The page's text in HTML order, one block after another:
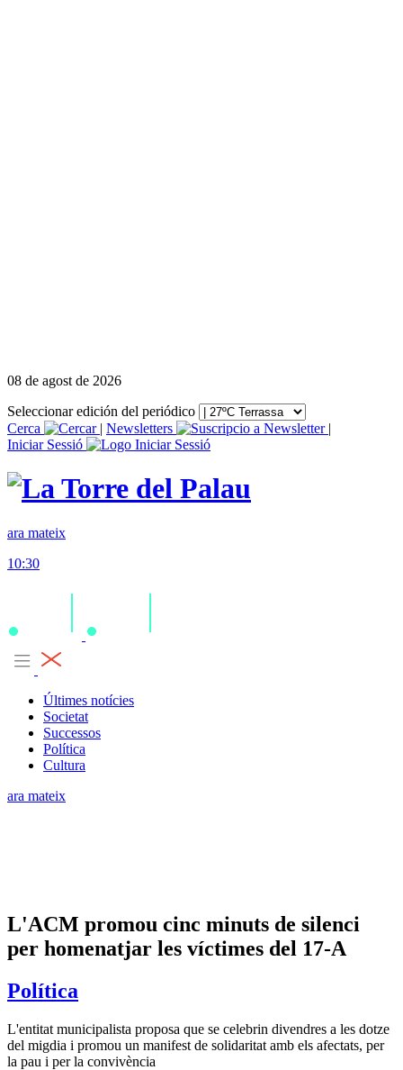
08 de agost de 2026
Seleccionar edición del periódico
Cerca
| Newsletters
|
Iniciar Sessió
ara mateix
10:30
Últimes notícies
Societat
Successos
Política
Cultura
ara mateix
L'ACM promou cinc minuts de silenci
per homenatjar les víctimes del 17-A
Política
L'entitat municipalista proposa que se celebrin divendres a les dotze
del migdia i promou un manifest de solidaritat amb els afectats, per
la pau i per la convivència